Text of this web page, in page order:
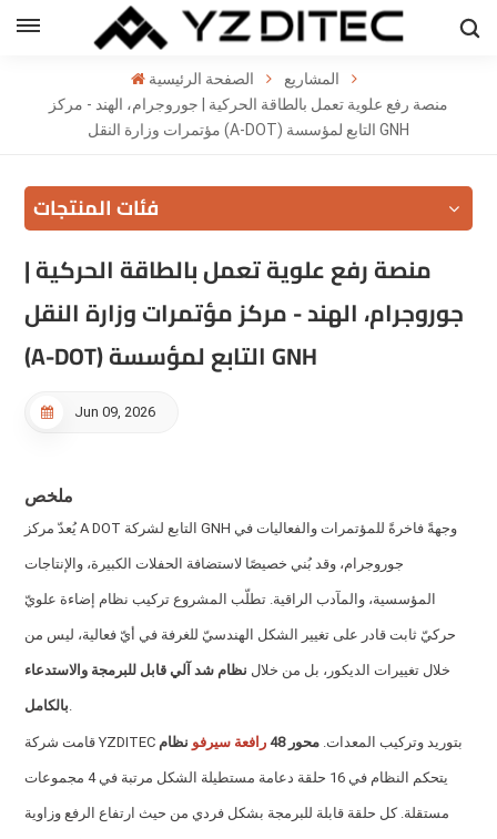
الصفحة الرئيسية
المشاريع
منصة رفع علوية تعمل بالطاقة الحركية | جوروجرام، الهند - مركز
مؤتمرات وزارة النقل (A-DOT) التابع لمؤسسة GNH
فئات المنتجات
منصة رفع علوية تعمل بالطاقة الحركية |
جوروجرام، الهند - مركز مؤتمرات وزارة النقل
(A-DOT) التابع لمؤسسة GNH
Jun 09, 2026
ملخص
يُعدّ مركز A DOT التابع لشركة GNH وجهةً فاخرةً للمؤتمرات والفعاليات في
جوروجرام، وقد بُني خصيصًا لاستضافة الحفلات الكبيرة، والإنتاجات
المؤسسية، والمآدب الراقية. تطلّب المشروع تركيب نظام إضاءة علويّ
حركيّ ثابت قادر على تغيير الشكل الهندسيّ للغرفة في أيّ فعالية، ليس من
خلال تغييرات الديكور، بل من خلال نظام شد آلي قابل للبرمجة والاستدعاء
بالكامل.
قامت شركة YZDITEC بتوريد وتركيب المعدات. محور 48 رافعة سيرفو نظام
يتحكم النظام في 16 حلقة دعامة مستطيلة الشكل مرتبة في 4 مجموعات
مستقلة. كل حلقة قابلة للبرمجة بشكل فردي من حيث ارتفاع الرفع وزاوية